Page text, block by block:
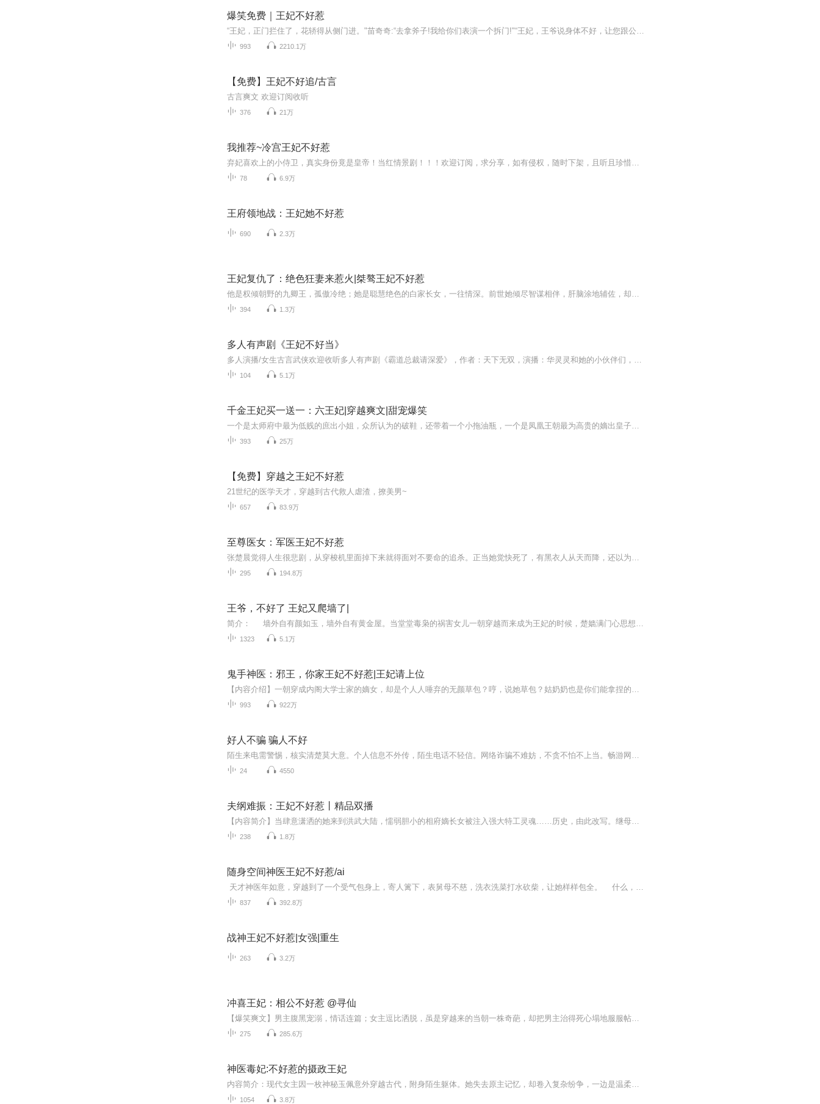
爆笑免费｜王妃不好惹
“王妃，正门拦住了，花轿得从侧门进。"苗奇奇:“去拿斧子!我给你们表演一个拆门!"“王妃，王爷说身体不好，让您跟公鸡拜堂。”苗奇奇:“去拿菜刀，我给你们展示一下我炖汤的手艺!”“王妃，王爷想要和你生孩子。"苗奇奇:“去拿狼牙棒，我让你们看看怎么打...
993 2210.1万
【免费】王妃不好追/古言
古言爽文 欢迎订阅收听
376 21万
我推荐~冷宫王妃不好惹
弃妃喜欢上的小侍卫，真实身份竟是皇帝！当红情景剧！！！欢迎订阅，求分享，如有侵权，随时下架，且听且珍惜！想看视频的可以私信我，哈哈哈，我都看过了！！
78 6.9万
王府领地战：王妃她不好惹
690 2.3万
王妃复仇了：绝色狂妻来惹火|桀骜王妃不好惹
他是权倾朝野的九卿王，孤傲冷绝；她是聪慧绝色的白家长女，一往情深。前世她倾尽智谋相伴，肝脑涂地辅佐，却落得孩子惨死、惨遭背叛，被迫远走天涯。一句 “至始至终无爱”，彻底击碎她所有痴心。一朝重生，宿命再度纠缠，昔日深情化作恨意。爱恨难辨，因...
394 1.3万
多人有声剧《王妃不好当》
多人演播/女生古言武侠欢迎收听多人有声剧《霸道总裁请深爱》，作者：天下无双，演播：华灵灵和她的小伙伴们，皇帝赐婚于左相之女与其子安王爷。然而千金小姐却不愿陷入皇室的漩涡，落跑逃婚，偏偏遇到了另一个皇子……（狮子云提供版权）
104 5.1万
千金王妃买一送一：六王妃|穿越爽文|甜宠爆笑
一个是太师府中最为低贱的庶出小姐，众所认为的破鞋，还带着一个小拖油瓶，一个是凤凰王朝最为高贵的嫡出皇子，少女的理想郎君，年及弱冠却无妃无子两个身份天差地别的人，一个选择性失忆的年少时的谜团，一段不为世人看好的婚姻却—— 过得风生水起，有滋...
393 25万
【免费】穿越之王妃不好惹
21世纪的医学天才，穿越到古代救人虐渣，撩美男~
657 83.9万
至尊医女：军医王妃不好惹
张楚晨觉得人生很悲剧，从穿梭机里面掉下来就得面对不要命的追杀。正当她觉快死了，有黑衣人从天而降，还以为作为主角终于开大了，却不料黑衣人表示狗命可以救，但有条件：一命换一命，要替他杀个人。张楚晨很狗腿地点头，保命要紧，反正自己老本行就是特...
295 194.8万
王爷，不好了 王妃又爬墙了|
简介： 墙外自有颜如玉，墙外自有黄金屋。当堂堂毒枭的祸害女儿一朝穿越而来成为王妃的时候，楚嫱满门心思想的是，爬墙！！！墙外自有颜如玉，墙外自有黄金屋。当楚嫱第一次坐在墙头的时候，六王府的暗卫道： “王爷，王妃娘娘爬墙了。” ...
1323 5.1万
鬼手神医：邪王，你家王妃不好惹|王妃请上位
【内容介绍】一朝穿成内阁大学士家的嫡女，却是个人人唾弃的无颜草包？哼，说她草包？姑奶奶也是你们能拿捏的？一手空间神器，一手至尊医术，救世济人，惩恶扬善！只是，被赐婚的王爷...说好的半身不遂呢？说好的不能有夫妻之实呢？那这健步如飞，半夜爬她...
993 922万
好人不骗 骗人不好
陌生来电需警惕，核实清楚莫大意。个人信息不外传，陌生电话不轻信。网络诈骗不难妨，不贪不怕不上当。畅游网络要小心，诈骗手段在翻新。好友网络来借钱，你要多方来核实。天上馅饼含陷阱，通讯诈骗要留心。陌生电话先征求，寄钱汇款需谨慎。防范诈骗擦亮...
24 4550
夫纲难振：王妃不好惹丨精品双播
【内容简介】当肆意潇洒的她来到洪武大陆，懦弱胆小的相府嫡长女被注入强大特工灵魂……历史，由此改写。继母庶妹算什么，分分钟解决你们，本小姐是要做大事的人！那个什么闷油瓶，看在你痴心一片的份儿上，本小姐勉强接受你了。哎不对，本小姐可不是来甜...
238 1.8万
随身空间神医王妃不好惹/ai
天才神医年如意，穿越到了一个受气包身上，寄人篱下，表舅母不慈，洗衣洗菜打水砍柴，让她样样包全。 什么，表姐吃饭，让她站着夹菜？ 丫的，夹给你吃，你敢吞吗？ 什么，不过喂了表姐一条大青虫，就要罚她跪三天三夜？ 哼...
837 392.8万
战神王妃不好惹|女强|重生
263 3.2万
冲喜王妃：相公不好惹 @寻仙
【爆笑爽文】男主腹黑宠溺，情话连篇；女主逗比洒脱，虽是穿越来的当朝一株奇葩，却把男主治得死心塌地服服帖帖。欢喜冤家的嬉笑打闹日常，当腹黑相公遇上傲娇娘子，一起所向披靡虐渣渣。【内容简介】大宁朝靖国公府的冲喜媳妇洞房上吊，单纯善良的现代女...
275 285.6万
神医毒妃:不好惹的摄政王妃
内容简介：现代女主因一枚神秘玉佩意外穿越古代，附身陌生躯体。她失去原主记忆，却卷入复杂纷争，一边是温柔守护、藏有秘密的神秘男子，一边是身份显赫、热烈示爱的权贵之人，两段深情让她陷入纠葛。 随着相处，她逐渐发现原主过往暗藏阴谋，玉佩不仅是...
1054 3.8万